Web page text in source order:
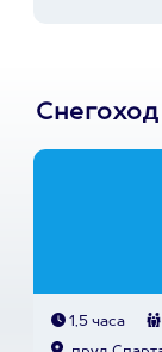
1,5 часа